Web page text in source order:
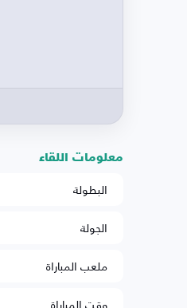
معلومات اللقاء
البطولة
الجولة
ملعب المباراة